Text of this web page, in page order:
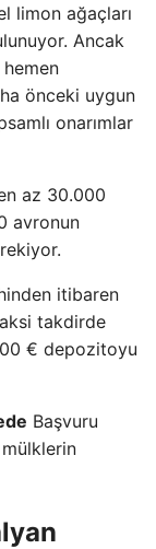
limon ağaçları
Ancak
önceki uygun
onarımlar
az 30.000
avronun
itibaren
takdirde
€ depozitoyu
Başvuru